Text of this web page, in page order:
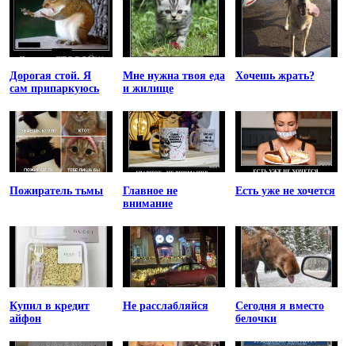
Дорогая стой. Я
сам припаркуюсь
Мне нужна твоя еда
и жилище
Хочешь жрать?
Пожиратель тьмы
Главное не
внимание
Есть уже не хочется
Купил в кредит
айфон
Не расслабляйся
Сегодня я вместо
белочки